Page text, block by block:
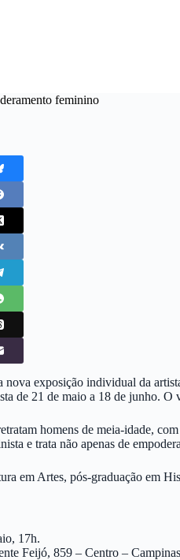
feminino
nova exposição individual da
de 21 de maio a 18 de junho. O
homens de meia-idade,
e trata não apenas de
em Artes, pós-graduação em
17h.
Feijó, 859 – Centro –